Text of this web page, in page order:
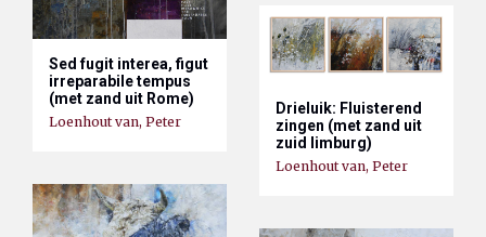
Sed fugit interea, figut
irreparabile tempus
(met zand uit Rome)
Loenhout van, Peter
Drieluik: Fluisterend
zingen (met zand uit
zuid limburg)
Loenhout van, Peter